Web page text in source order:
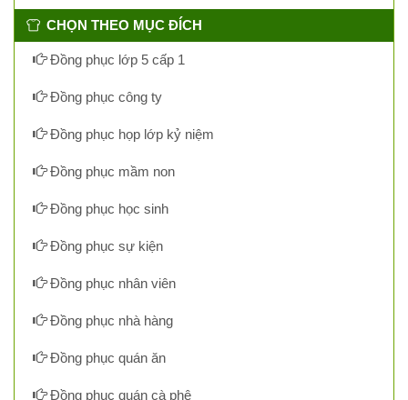
CHỌN THEO MỤC ĐÍCH
Đồng phục lớp 5 cấp 1
Đồng phục công ty
Đồng phục họp lớp kỷ niệm
Đồng phục mầm non
Đồng phục học sinh
Đồng phục sự kiện
Đồng phục nhân viên
Đồng phục nhà hàng
Đồng phục quán ăn
Đồng phục quán cà phê